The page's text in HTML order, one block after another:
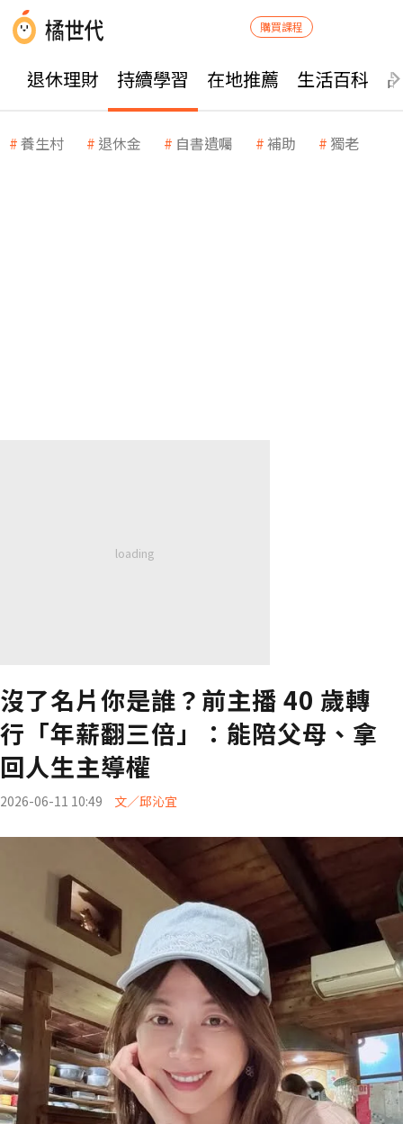
購買課程
退休理財 持續學習 在地推薦 生活百科
養生村 退休金 自書遺囑 補助 獨老
沒了名片你是誰？前主播 40 歲轉
行「年薪翻三倍」：能陪父母、拿
回人生主導權
2026-06-11 10:49 文／邱沁宜